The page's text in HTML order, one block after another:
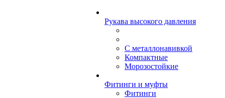
Рукава высокого давления
С металлонавивкой
Компактные
Морозостойкие
Фитинги и муфты
Фитинги